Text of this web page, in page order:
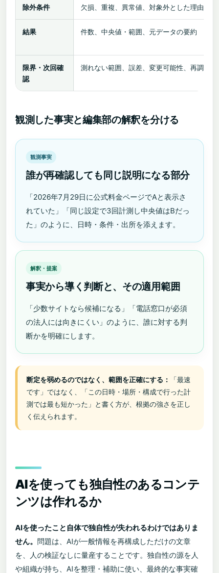
除外条件 欠損、重複、異常値、対象外とした理由
結果 件数、中央値・範囲、元データの要約
限界・次回確
認
測れない範囲、誤差、変更可能性、再調査日
観測した事実と編集部の解釈を分ける
観測事実
誰が再確認しても同じ説明になる部分
「2026年7月29日に公式料金ページでAと表示さ
れていた」「同じ設定で3回計測し中央値はBだっ
た」のように、日時・条件・出所を添えます。
解釈・提案
事実から導く判断と、その適用範囲
「少数サイトなら候補になる」「電話窓口が必須
の法人には向きにくい」のように、誰に対する判
断かを明確にします。
断定を弱めるのではなく、範囲を正確にする：
「最速
です」ではなく、「この日時・場所・構成で行った計
測では最も短かった」と書く方が、根拠の強さを正し
く伝えられます。
AIを使っても独自性のあるコンテ
ンツは作れるか
AIを使ったこと自体で独自性が失われるわけではありま
せん。 問題は、AIが一般情報を再構成しただけの文章
を、人の検証なしに量産することです。独自性の源を人
や組織が持ち、AIを整理・補助に使い、最終的な事実確